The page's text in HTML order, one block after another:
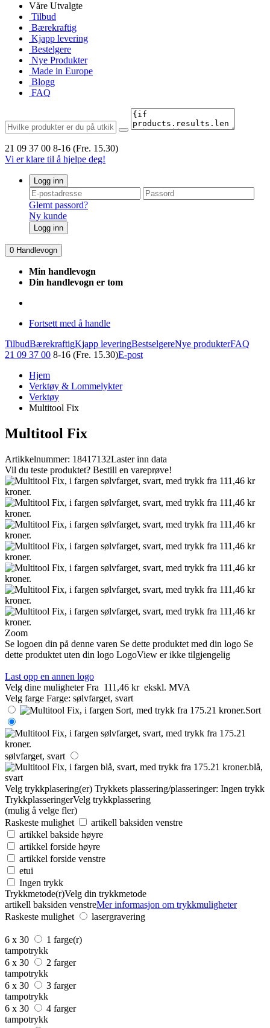
Våre Utvalgte
Tilbud
Bærekraftig
Kjapp levering
Bestelgere
Nye Produkter
Made in Europe
Blogg
FAQ
21 09 37 00 8-16 (Fre. 15.30)
Vi er klare til å hjelpe deg!
Logg inn
Glemt passord?
Ny kunde
Logg inn
0 Handlevogn
Min handlevogn
Din handlevogn er tom
Fortsett med å handle
TilbudBærekraftigKjapp leveringBestselgereNye produkterFAQ
21 09 37 00 8-16 (Fre. 15.30)E-post
Hjem
Verktøy & Lommelykter
Verktøy
Multitool Fix
Multitool Fix
Artikkelnummer: 18417132Laster inn data
Vil du teste produktet? Bestill en vareprøve!
Zoom
Se logoen din på denne varen Se dette produktet med din logo Se
dette produktet uten din logo LogoView er ikke tilgjengelig
Last opp en annen logo
Velg dine muligheter Fra 111,46 kr ekskl. MVA
Velg farge Farge: sølvfarget, svart
Sort
sølvfarget, svart
blå,
svart
Velg trykkplasering(er) Trykkets plassering/plasseringer: Ingen trykk
TrykkplasseringerVelg trykkplassering
(mulig å velge fler)
Raskeste mulighet
artikell baksiden venstre
artikkel bakside høyre
artikkel forside høyre
artikkel forside venstre
etui
Ingen trykk
Trykkmetode(r)Velg din trykkmetode
artikell baksiden venstreMer informasjon om trykkmuligheter
Raskeste mulighet
lasergravering
6 x 30
1 farge(r)
tampotrykk
6 x 30
2 farger
tampotrykk
6 x 30
3 farger
tampotrykk
6 x 30
4 farger
tampotrykk